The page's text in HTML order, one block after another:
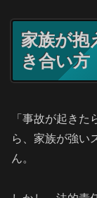
家族が抱
き合い方
「事故が起き
ら、家族が強い
ん。